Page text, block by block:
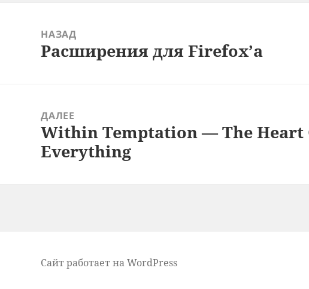
записям
НАЗАД
Предыдущая
Расширения для Firefox’а
ДАЛЕЕ
Следующая
запись:
Within Temptation — The Heart
Everything
Сайт работает на WordPress